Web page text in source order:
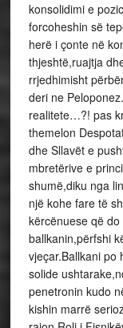
konsolidimi e
forcoheshin së
herë i çonte në
thjeshtë,ruajtja
rrjedhimisht
deri ne
realitete…?! pas
themelon
dhe Sllavët e
mbretërive e
shumë,diku nga
një kohe fare të
kërcënuese që
ballkanin,përfshi
vjeçar.Ballkani po
solide
penetronin kudo
kishin marrë